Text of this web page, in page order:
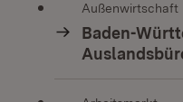
Außenwirtschaft
Baden-